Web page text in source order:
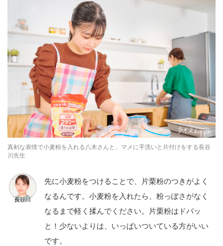
真剣な表情で小麦粉を入れる八木さんと、マメに手洗いと片付けをする長谷
川先生
先に小麦粉をつけることで、片栗粉のつきがよく
なるんです。小麦粉を入れたら、粉っぽさがなく
なるまで軽く揉んでください。片栗粉はドバッ
と！少ないよりは、いっぱいついている方がいい
です。